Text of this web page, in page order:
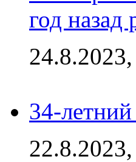
год назад
34-